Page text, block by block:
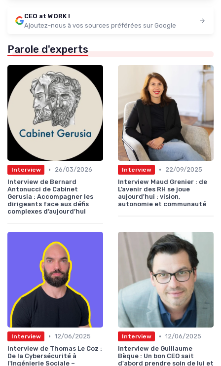
CEO at WORK !
Ajoutez-nous à vos sources préférées sur Google
Parole d'experts
Interview •
26/03/2026
Interview de Bernard
Antonucci de Cabinet
Gerusia : Accompagner les
dirigeants face aux défis
complexes d’aujourd’hui
Interview •
22/09/2025
Interview Maud Grenier : de
L’avenir des RH se joue
aujourd'hui : vision,
autonomie et communauté
Interview • 12/06/2025
Interview de Thomas Le Coz :
De la Cybersécurité à
l'Ingénierie Sociale –
Interview • 12/06/2025
Interview de Guillaume
Bèque : Un bon CEO sait
d'abord prendre soin de lui et